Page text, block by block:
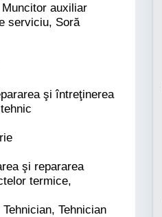
auxiliar
serviciu, Soră
şi întreţinerea
şi repararea
termice,
Tehnician